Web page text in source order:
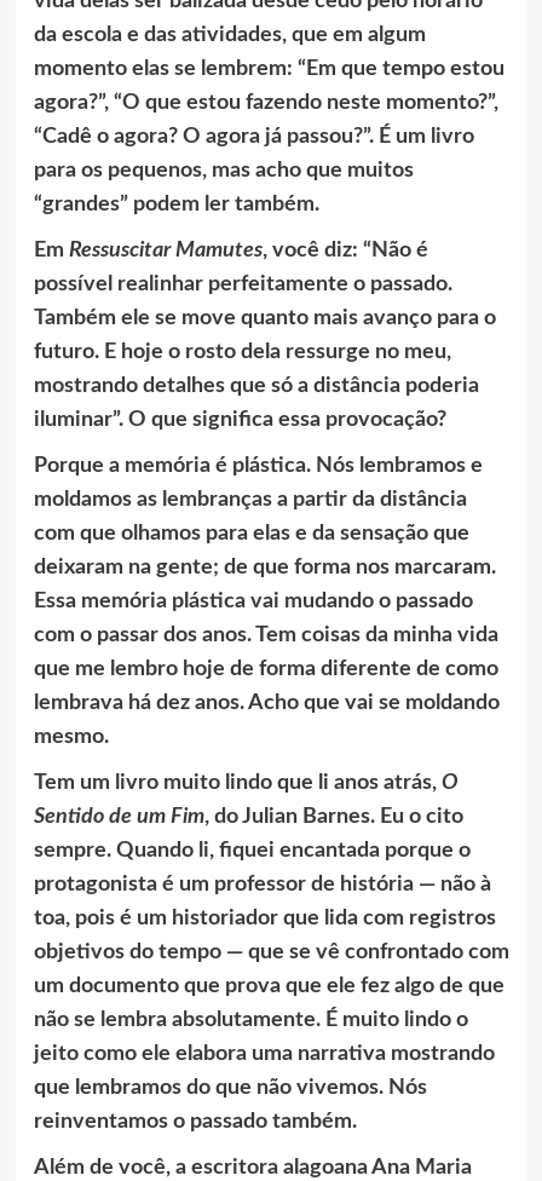
da escola e das atividades, que em algum
momento elas se lembrem: “Em que tempo estou
agora?”, “O que estou fazendo neste momento?”,
“Cadê o agora? O agora já passou?”. É um livro
para os pequenos, mas acho que muitos
“grandes” podem ler também.
Em Ressuscitar Mamutes, você diz: “Não é
possível realinhar perfeitamente o passado.
Também ele se move quanto mais avanço para o
futuro. E hoje o rosto dela ressurge no meu,
mostrando detalhes que só a distância poderia
iluminar”. O que significa essa provocação?
Porque a memória é plástica. Nós lembramos e
moldamos as lembranças a partir da distância
com que olhamos para elas e da sensação que
deixaram na gente; de que forma nos marcaram.
Essa memória plástica vai mudando o passado
com o passar dos anos. Tem coisas da minha vida
que me lembro hoje de forma diferente de como
lembrava há dez anos. Acho que vai se moldando
mesmo.
Tem um livro muito lindo que li anos atrás, O
Sentido de um Fim, do Julian Barnes. Eu o cito
sempre. Quando li, fiquei encantada porque o
protagonista é um professor de história — não à
toa, pois é um historiador que lida com registros
objetivos do tempo — que se vê confrontado com
um documento que prova que ele fez algo de que
não se lembra absolutamente. É muito lindo o
jeito como ele elabora uma narrativa mostrando
que lembramos do que não vivemos. Nós
reinventamos o passado também.
Além de você, a escritora alagoana Ana Maria